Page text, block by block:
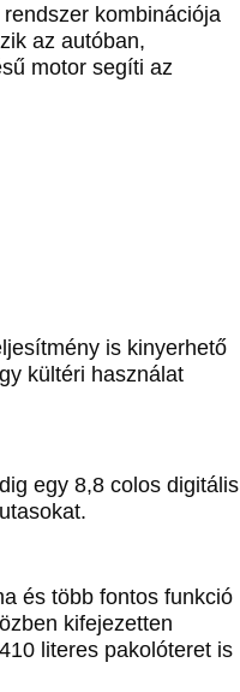
kombinációja
az autóban,
motor segíti az
is kinyerhető
kültéri használat
egy 8,8 colos digitális
és több fontos funkció
kifejezetten
literes pakolóteret is